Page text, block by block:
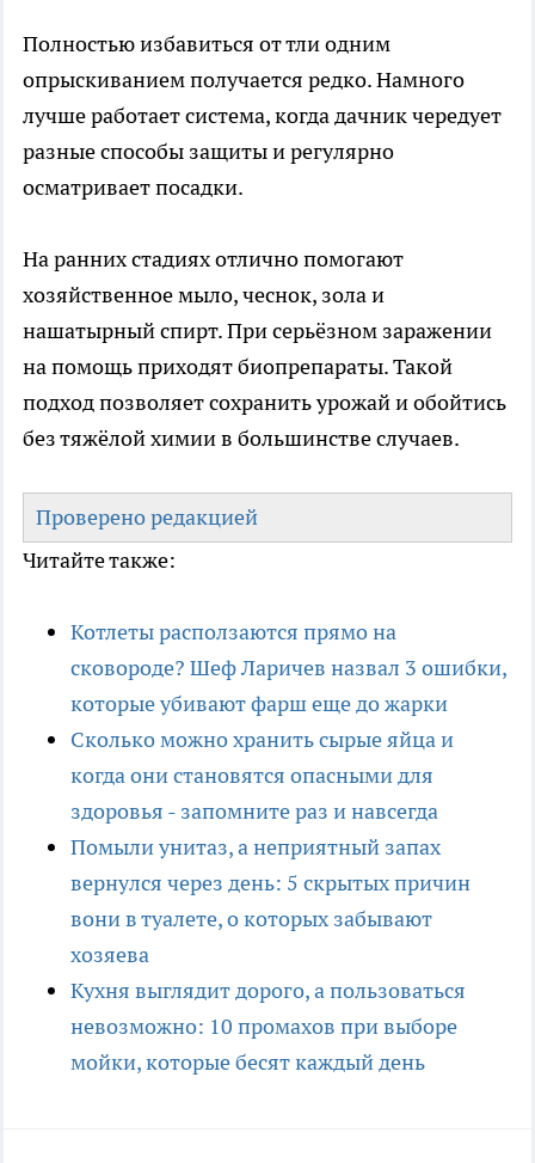
Полностью избавиться от тли одним
опрыскиванием получается редко. Намного
лучше работает система, когда дачник чередует
разные способы защиты и регулярно
осматривает посадки.
На ранних стадиях отлично помогают
хозяйственное мыло, чеснок, зола и
нашатырный спирт. При серьёзном заражении
на помощь приходят биопрепараты. Такой
подход позволяет сохранить урожай и обойтись
без тяжёлой химии в большинстве случаев.
Проверено редакцией
Читайте также:
Котлеты расползаются прямо на
сковороде? Шеф Ларичев назвал 3 ошибки,
которые убивают фарш еще до жарки
Сколько можно хранить сырые яйца и
когда они становятся опасными для
здоровья - запомните раз и навсегда
Помыли унитаз, а неприятный запах
вернулся через день: 5 скрытых причин
вони в туалете, о которых забывают
хозяева
Кухня выглядит дорого, а пользоваться
невозможно: 10 промахов при выборе
мойки, которые бесят каждый день